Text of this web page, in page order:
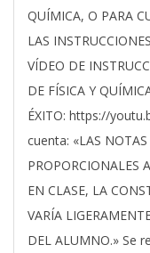
QUÍMICA, O PARA
LAS
VÍDEO DE
DE FÍSICA Y
ÉXITO: https://
cuenta: «LAS
PROPORCIONALES
EN CLASE, LA
VARÍA
DEL ALUMNO.» Se